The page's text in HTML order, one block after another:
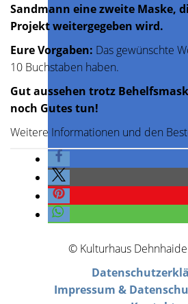
Sandmann eine zweite Maske,
Projekt weitergegeben wird.
Eure Vorgaben: Das gewünschte
10 Buchstaben haben.
Gut aussehen trotz
noch Gutes tun!
Weitere Informationen und den
© Kulturhaus Dehnhaide
Impressum &